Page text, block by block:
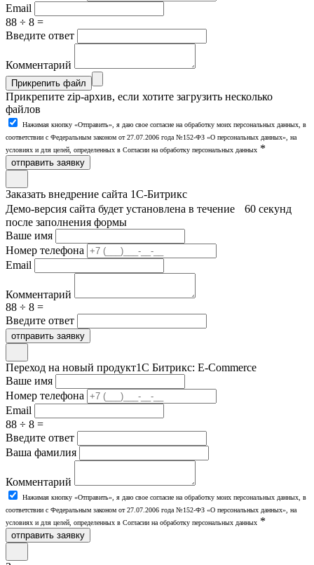
Email
88 ÷ 8 =
Введите ответ
Комментарий
Прикрепить файл
Прикрепите zip-архив, если хотите загрузить несколько
файлов
Нажимая кнопку «Отправить», я даю свое согласие на обработку моих персональных данных, в
соответствии с Федеральным законом от 27.07.2006 года №152-ФЗ «О персональных данных», на
условиях и для целей, определенных в Согласии на обработку персональных данных *
отправить заявку
Заказать внедрение сайта 1С-Битрикс
Демо-версия сайта будет установлена в течение 60 секунд
после заполнения формы
Ваше имя
Номер телефона
Email
Комментарий
88 ÷ 8 =
Введите ответ
отправить заявку
Переход на новый продукт1С Битрикс: E-Commerce
Ваше имя
Номер телефона
Email
88 ÷ 8 =
Введите ответ
Ваша фамилия
Комментарий
Нажимая кнопку «Отправить», я даю свое согласие на обработку моих персональных данных, в
соответствии с Федеральным законом от 27.07.2006 года №152-ФЗ «О персональных данных», на
условиях и для целей, определенных в Согласии на обработку персональных данных *
отправить заявку